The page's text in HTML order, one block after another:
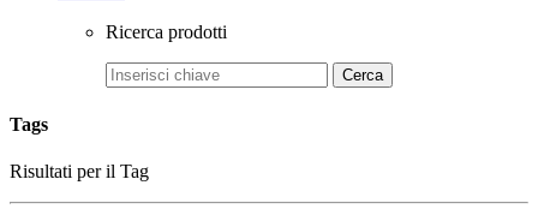
Ricerca prodotti
Cerca
Tags
Risultati per il Tag